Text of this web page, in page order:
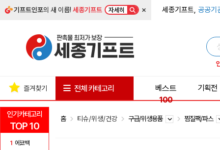
기프트인포의 새 이름!세종기프트 자세히 × 세종기프트, 공공기
인기카테고리
TOP 10
1 에코백
즐겨찾기 전체 카테고리
베스트
100
기획전
홈 티슈/위생/건강 구급/위생용품 찜질팩/파스